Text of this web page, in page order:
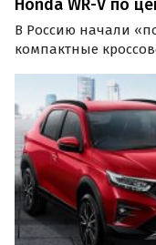
Honda WR-V по
В Россию начали
компактные
на автомобили,
одном из сайтов
710…